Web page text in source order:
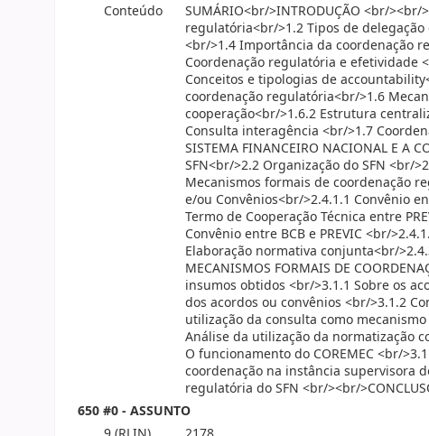
Conteúdo
SUMÁRIO<br/>INTRODUÇÃO <br/><br/
regulatória<br/>1.2 Tipos de
<br/>1.4 Importância da coordenação
Coordenação regulatória e efetividade
Conceitos e tipologias de
coordenação regulatória<br/>1.6
cooperação<br/>1.6.2 Estrutura
Consulta interagência <br/>1.7
SISTEMA FINANCEIRO NACIONAL E A
SFN<br/>2.2 Organização do SFN <br/
Mecanismos formais de coordenação
e/ou Convênios<br/>2.4.1.1 Convênio
Termo de Cooperação Técnica entre
Convênio entre BCB e PREVIC <br/
Elaboração normativa conjunta<br/
MECANISMOS FORMAIS DE
insumos obtidos <br/>3.1.1 Sobre os
dos acordos ou convênios <br/>3.1.2
utilização da consulta como
Análise da utilização da normatização
O funcionamento do COREMEC <br/
coordenação na instância supervisora
regulatória do SFN <br/><br/
650 #0 - ASSUNTO